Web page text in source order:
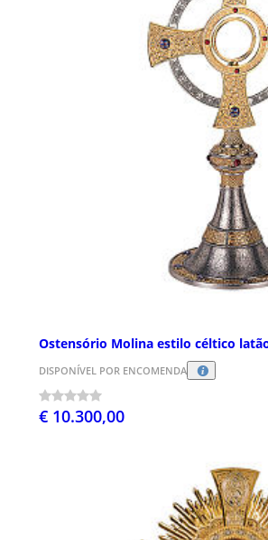
Ostensório Molina estilo céltico
DISPONÍVEL POR ENCOMENDA
€ 10.300,00